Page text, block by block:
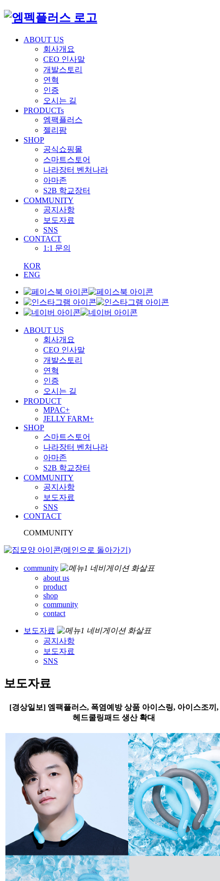
ABOUT US
회사개요
CEO 인사말
개발스토리
연혁
인증
오시는 길
PRODUCTs
엠팩플러스
젤리팜
SHOP
공식쇼핑몰
스마트스토어
나라장터 벤처나라
아마존
S2B 학교장터
COMMUNITY
공지사항
보도자료
SNS
CONTACT
1:1 문의
KOR
ENG
ABOUT US
회사개요
CEO 인사말
개발스토리
연혁
인증
오시는 길
PRODUCT
MPAC+
JELLY FARM+
SHOP
스마트스토어
나라장터 벤처나라
아마존
S2B 학교장터
COMMUNITY
공지사항
보도자료
SNS
CONTACT
COMMUNITY
community
about us
product
shop
community
contact
보도자료
공지사항
보도자료
SNS
보도자료
[경상일보] 엠팩플러스, 폭염예방 상품 아이스링, 아이스조끼,
헤드쿨링패드 생산 확대